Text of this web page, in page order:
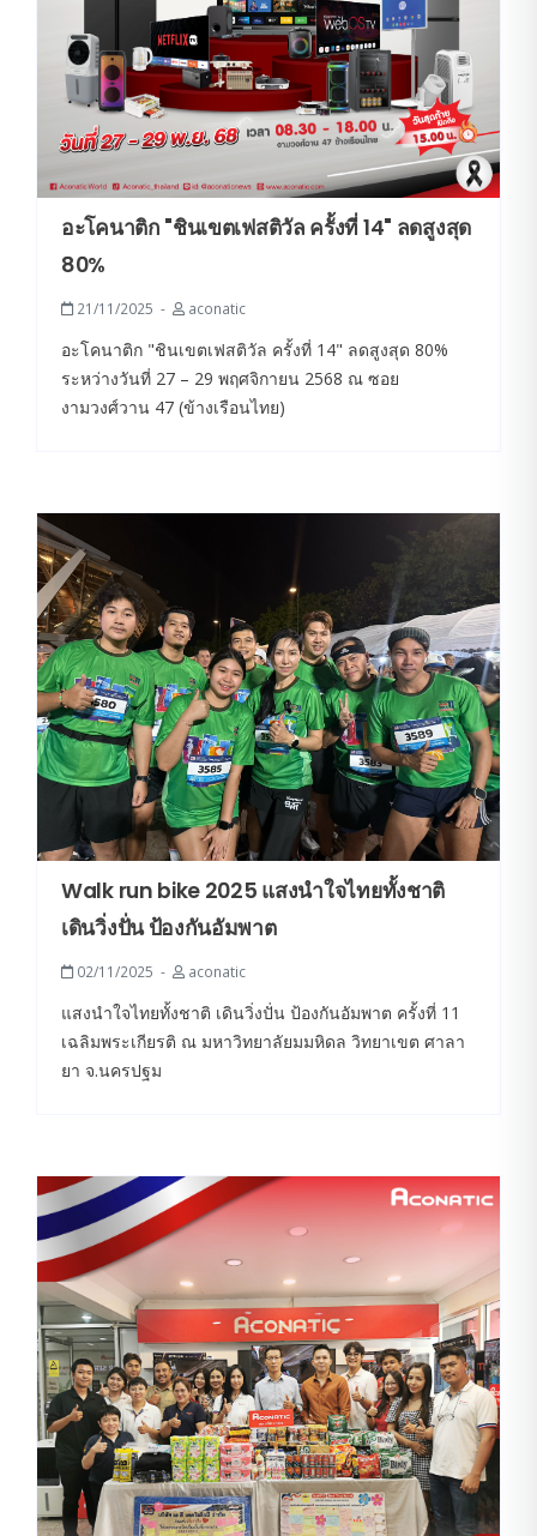
อะโคนาติก "ชินเขตเฟสติวัล ครั้งที่ 14" ลดสูงสุด
80%
21/11/2025 aconatic
อะโคนาติก "ชินเขตเฟสติวัล ครั้งที่ 14" ลดสูงสุด 80%
ระหว่างวันที่ 27 – 29 พฤศจิกายน 2568 ณ ซอย
งามวงศ์วาน 47 (ข้างเรือนไทย)
Walk run bike 2025 แสงนำใจไทยทั้งชาติ
เดินวิ่งปั่น ป้องกันอัมพาต
02/11/2025 aconatic
แสงนำใจไทยทั้งชาติ เดินวิ่งปั่น ป้องกันอัมพาต ครั้งที่ 11
เฉลิมพระเกียรติ ณ มหาวิทยาลัยมมหิดล วิทยาเขต ศาลา
ยา จ.นครปฐม